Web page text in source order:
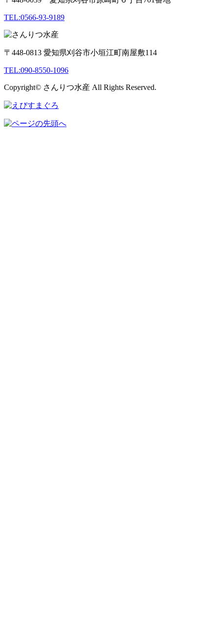
TEL:0566-93-9189
〒448-0813 愛知県刈谷市小垣江町南屋敷114
TEL:090-8550-1096
Copyright© さんりつ水産 All Rights Reserved.